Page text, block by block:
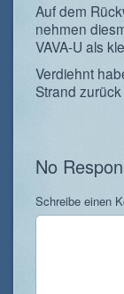
Auf dem
nehmen
VAVA-U als
Verdiehnt
Strand
No
Schreibe einen